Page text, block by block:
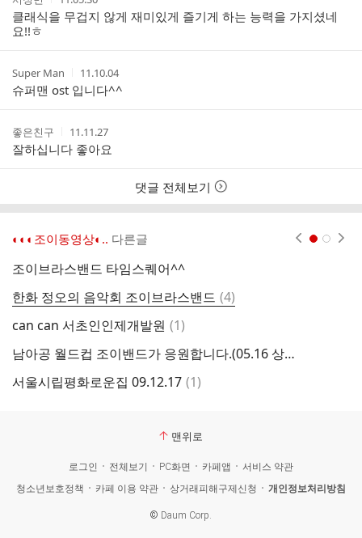
성
자
성
시
클래식을 무겁지 않게 재미있게 즐기게 하는 능력을 가지셨네
요!!ㅎ
작
성
자
Super Man
작
성
시
간
11.10.04
슈퍼맨 ost 입니다^^
작
성
자
좋은친구
작
성
시
간
11.11.27
잘하십니다 좋아요
댓글 전체보기
◐◐◐조이동영상◐.. 다른글
조이브라스밴드 타임스퀘어^^
한화 정오의 음악회 조이브라스밴드 댓
글
(4)
can can 서초인인제개발원 댓
(1)
남아공 월드컵 조이밴드가 응원합니다.(05.16 상암월드컵경기장
서울시립평화로운집 09.12.17 댓
(1)
맨위로
로그인 전체보기 PC화면 카페앱
서비스 약관
청소년보호정책
카페 이용 약관 상거래피해구제신청 개인정보처리방침
© Daum Corp.